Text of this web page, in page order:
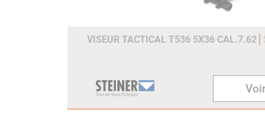
VISEUR TACTICAL T536 5X36 CAL.7.62